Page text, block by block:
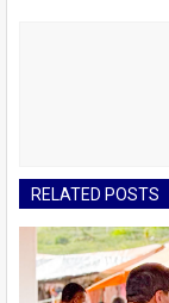
RELATED POSTS